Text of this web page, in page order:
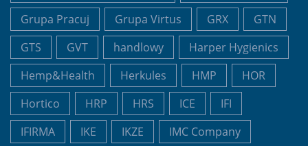
Grupa Pracuj Grupa Virtus GRX
GTN
GTS
GVT handlowy
Harper Hygienics
Hemp&Health
Herkules HMP
HOR
Hortico
HRP HRS ICE
IFI
IFIRMA
IKE IKZE
IMC Company